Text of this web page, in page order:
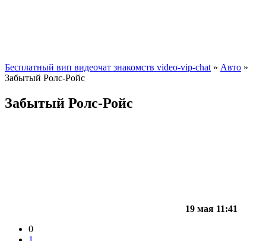
Бесплатный вип видеочат знакомств video-vip-chat » Авто »
Забытый Ролс-Ройс
Забытый Ролс-Ройс
19 мая 11:41
0